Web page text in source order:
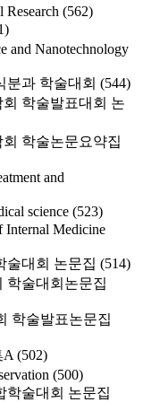
Research (562)
and Nanotechnology
분과 학술대회 (544)
학술발표대회 논
학술논문요약집
and
science (523)
Internal Medicine
술대회 논문집 (514)
학술대회논문집
학술발표논문집
A (502)
(500)
학술대회 논문집